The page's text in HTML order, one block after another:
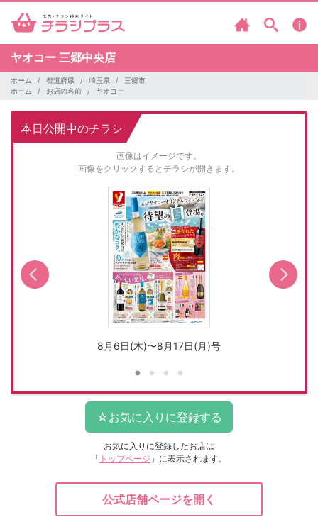
ヤオコー 三郷中央店
ホーム 都道府県 埼玉県
三郷市
ホーム
お店の名前 ヤオコー
本日公開中のチラシ
画像はイメージです。
画像をクリックするとチラシが開きます。
8月6日(木)〜8月17日(月)号
お気に入りに登録したお店は
「 トップページ 」に表示されます。
公式店舗ページを開く